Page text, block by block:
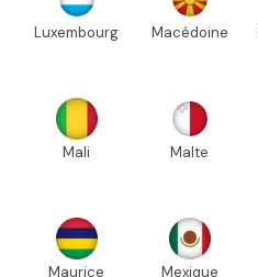
Luxembourg Macédoine
Mali Malte
Maurice Mexique